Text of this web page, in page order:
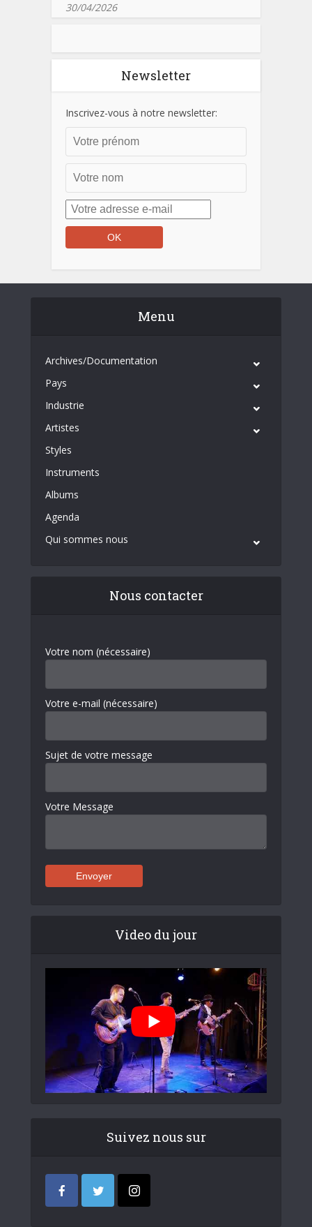
30/04/2026
Newsletter
Inscrivez-vous à notre newsletter:
Menu
Archives/Documentation
Pays
Industrie
Artistes
Styles
Instruments
Albums
Agenda
Qui sommes nous
Nous contacter
Votre nom (nécessaire)
Votre e-mail (nécessaire)
Sujet de votre message
Votre Message
Video du jour
Suivez nous sur